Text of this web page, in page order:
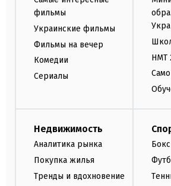
фильмы
Украинские фильмы
Фильмы на вечер
Комедии
Сериалы
НМТ
Недвижимость
Аналитика рынка
Покупка жилья
Тренды и вдохновение
Бокс